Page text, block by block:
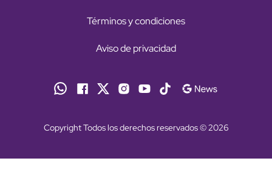
Términos y condiciones
Aviso de privacidad
Copyright Todos los derechos reservados © 2026